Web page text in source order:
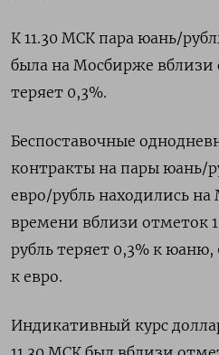
К 11.30 МСК пара юань/
была на Мосбирже вблизи
теряет 0,3%.
Беспоставочные
контракты на пары юань/
евро/рубль находились
времени вблизи отметок
рубль теряет 0,3% к юаню,
к евро.
Индикативный курс